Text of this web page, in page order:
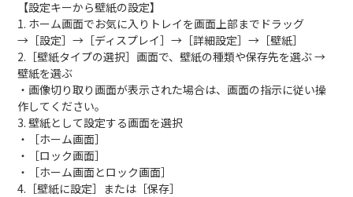
【設定キーから壁紙の設定】
1. ホーム画面でお気に入りトレイを画面上部までドラッグ
→［設定］→［ディスプレイ］→［詳細設定］→［壁紙］
2.［壁紙タイプの選択］画面で、壁紙の種類や保存先を選ぶ →
壁紙を選ぶ
・画像切り取り画面が表示された場合は、画面の指示に従い操
作してください。
3. 壁紙として設定する画面を選択
・［ホーム画面］
・［ロック画面］
・［ホーム画面とロック画面］
4.［壁紙に設定］または［保存］